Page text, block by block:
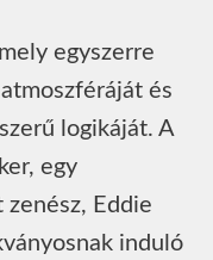
egyszerre
és
logikáját. A
egy
zenész, Eddie
induló